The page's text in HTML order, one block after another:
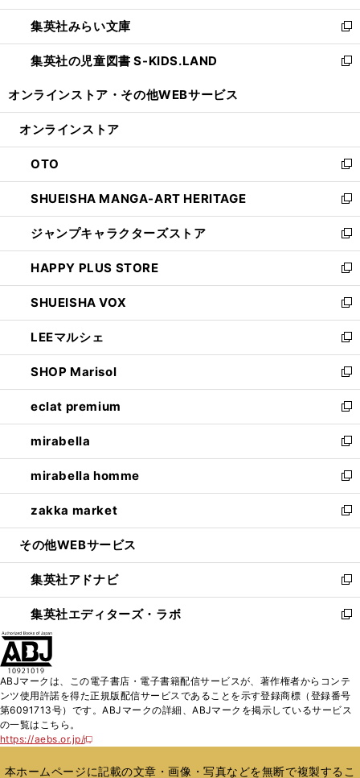
開
く
ウ
で
開
く
ン
ド
ウ
で
ウ
ィ
ン
ド
開
集英社みらい文庫
新
し
い
ン
ウ
で
開
く
集英社の児童図書 S-KIDS.LAND
新
ウ
ン
ド
ウ
で
開
く
オンラインストア・ その他WEBサービス
オンラインストア
OTO
新
し
い
ウ
ィ
ン
ド
ウ
で
開
く
SHUEISHA MANGA-ART HERITAGE
新
し
い
ウ
ィ
ン
ド
ウ
で
開
く
ジャンプキャラクターズストア
新
し
い
ウ
ィ
ン
ド
ウ
で
開
く
HAPPY PLUS STORE
新
し
い
ウ
ィ
ン
ド
ウ
で
開
く
SHUEISHA VOX
新
し
い
ウ
ィ
ン
ド
ウ
で
開
く
LEEマルシェ
新
し
い
ウ
ィ
ン
ド
ウ
で
開
く
SHOP Marisol
新
し
い
ウ
ィ
ン
ド
ウ
で
開
eclat premium
新
し
い
ウ
ィ
ン
ド
ウ
開
く
mirabella
新
し
い
ウ
ィ
ン
ウ
で
開
く
mirabella homme
新
し
い
ウ
ン
ド
ウ
で
zakka market
新
し
ウ
ィ
ン
ド
く
その他WEBサービス
集英社アドナビ
新
し
い
ド
ウ
で
集英社エディターズ・ラボ
新
ィ
ン
ド
開
ABJマークは、この電子書店・電子書籍配信サービスが、著作権者からコンテ
ンツ使用許諾を得た正規版配信サービスであることを示す登録商標（登録番号
第6091713号）です。ABJマークの詳細、ABJマークを掲示しているサービス
の一覧はこちら。
https://aebs.or.jp/
新
い
本ホームページに記載の文章・画像・写真などを無断で複製するこ